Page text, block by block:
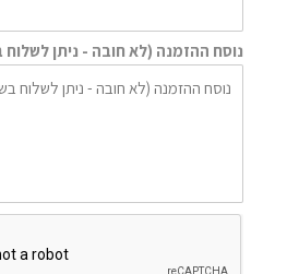
נוסח ההזמנה (לא חובה - ניתן